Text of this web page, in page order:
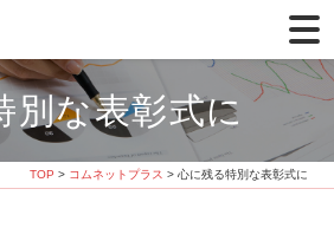
別な表彰式に
TOP > コムネットプラス > 心に残る特別な表彰式に